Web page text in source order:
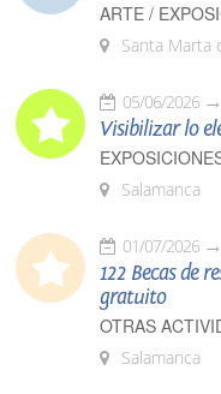
ARTE /
Santa Marta
05/06/2026
Visibilizar lo
Salamanca
01/07/2026
122 Becas de
gratuito
OTRAS
Salamanca